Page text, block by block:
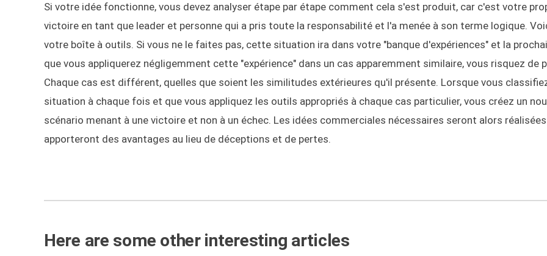
Si votre idée fonctionne, vous devez analyser étape par étape comment cela s'est produit, car c'est votre
victoire en tant que leader et personne qui a pris toute la responsabilité et l'a menée à son terme logique.
votre boîte à outils. Si vous ne le faites pas, cette situation ira dans votre "banque d'expériences" et la
que vous appliquerez négligemment cette "expérience" dans un cas apparemment similaire, vous risquez de
Chaque cas est différent, quelles que soient les similitudes extérieures qu'il présente. Lorsque vous
situation à chaque fois et que vous appliquez les outils appropriés à chaque cas particulier, vous créez un
scénario menant à une victoire et non à un échec. Les idées commerciales nécessaires seront alors
apporteront des avantages au lieu de déceptions et de pertes.
Here are some other interesting articles